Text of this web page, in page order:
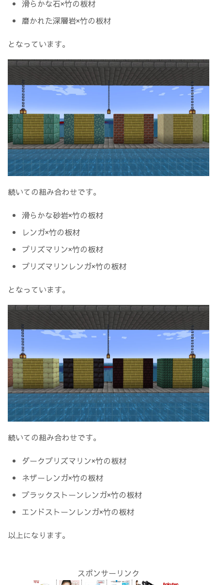
滑らかな石×竹の板材
磨かれた深層岩×竹の板材
となっています。
続いての組み合わせです。
滑らかな砂岩×竹の板材
レンガ×竹の板材
プリズマリン×竹の板材
プリズマリンレンガ×竹の板材
となっています。
続いての組み合わせです。
ダークプリズマリン×竹の板材
ネザーレンガ×竹の板材
ブラックストーンレンガ×竹の板材
エンドストーンレンガ×竹の板材
以上になります。
スポンサーリンク